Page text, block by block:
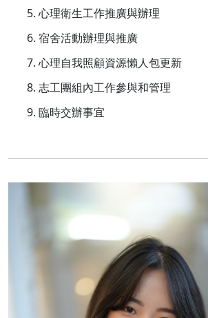
心理衛生工作推廣與辦理
宿舍活動辦理與推廣
心理自我照顧資源懶人包更新
志工團組內工作參與和管理
臨時交辦事宜